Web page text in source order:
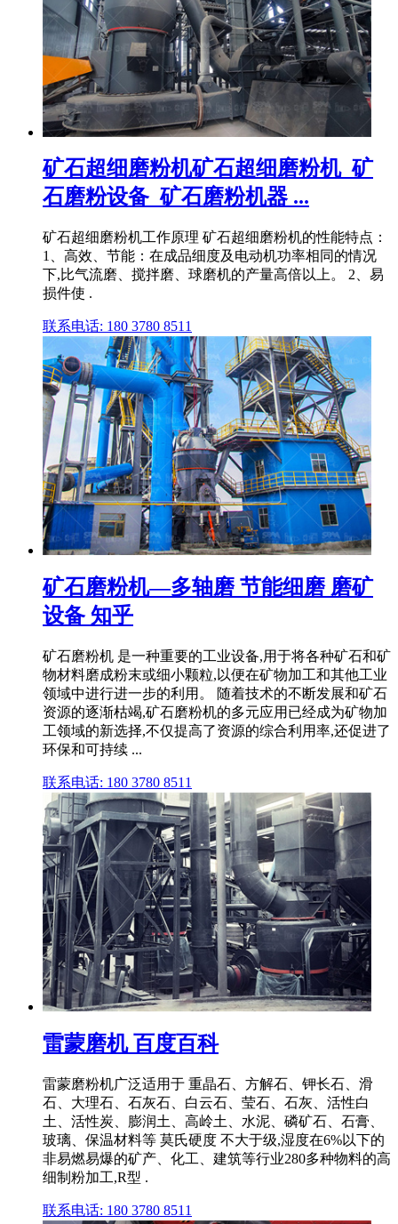
矿石超细磨粉机矿石超细磨粉机_矿
石磨粉设备_矿石磨粉机器 ...
矿石超细磨粉机工作原理 矿石超细磨粉机的性能特点：
1、高效、节能：在成品细度及电动机功率相同的情况
下,比气流磨、搅拌磨、球磨机的产量高倍以上。 2、易
损件使 .
联系电话: 180 3780 8511
矿石磨粉机—多轴磨 节能细磨 磨矿
设备 知乎
矿石磨粉机 是一种重要的工业设备,用于将各种矿石和矿
物材料磨成粉末或细小颗粒,以便在矿物加工和其他工业
领域中进行进一步的利用。 随着技术的不断发展和矿石
资源的逐渐枯竭,矿石磨粉机的多元应用已经成为矿物加
工领域的新选择,不仅提高了资源的综合利用率,还促进了
环保和可持续 ...
联系电话: 180 3780 8511
雷蒙磨机 百度百科
雷蒙磨粉机广泛适用于 重晶石、方解石、钾长石、滑
石、大理石、石灰石、白云石、莹石、石灰、活性白
土、活性炭、膨润土、高岭土、水泥、磷矿石、石膏、
玻璃、保温材料等 莫氏硬度 不大于级,湿度在6%以下的
非易燃易爆的矿产、化工、建筑等行业280多种物料的高
细制粉加工,R型 .
联系电话: 180 3780 8511